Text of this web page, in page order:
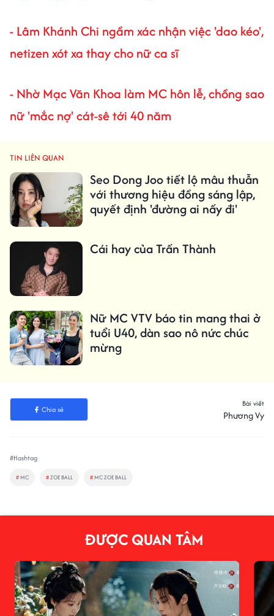
- Lâm Khánh Chi ngầm xác nhận việc 'dao kéo',
netizen xót xa thay cho nữ ca sĩ
- Nhờ Mạc Văn Khoa làm MC hôn lễ, chồng sao
nữ 'mắc nợ' cát-sê tới 40 năm
TIN LIÊN QUAN
Seo Dong Joo tiết lộ mâu thuẫn
với thương hiệu đồng sáng lập,
quyết định 'đường ai nấy đi'
Cái hay của Trấn Thành
Nữ MC VTV báo tin mang thai ở
tuổi U40, dàn sao nô nức chúc
mừng
Chia sẻ
Bài viết
Phương Vy
#Hashtag
# MC #ZOE BALL # MC ZOE BALL
ĐƯỢC QUAN TÂM